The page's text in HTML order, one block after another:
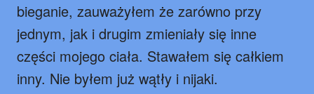
bieganie, zauważyłem że zarówno przy
jednym, jak i drugim zmieniały się inne
części mojego ciała. Stawałem się całkiem
inny. Nie byłem już wątły i nijaki.